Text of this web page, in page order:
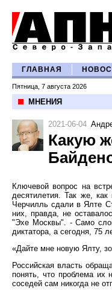
ГЛАВНАЯ
Пятница, 7 августа 2026
МНЕНИЯ
2021-06-04
Какую
Ключевой вопрос на
десятилетия. Так же,
Черчилль сдали в Ялте
них, правда, не
"Эхе Москвы". - Само
диктатора, а сегодня, 75
«Дайте мне новую Ялту,
Российская власть
понять, что проблема их
соседей сам никогда не